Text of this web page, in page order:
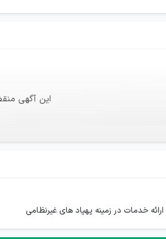
این آگهی
خدمات در زمینه پهپاد های غیرنظامی